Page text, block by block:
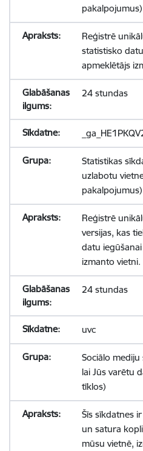
pakalpojumus)
Reģistrē
statistisko
apmeklētājs
24 stundas
Statistikas
uzlabotu
pakalpojumus)
Reģistrē
versijas, kas
datu
izmanto vietni.
24 stundas
uvc
Sociālo mediju
lai Jūs varētu
tīklos)
Šīs sīkdatnes
un satura
mūsu vietnē,